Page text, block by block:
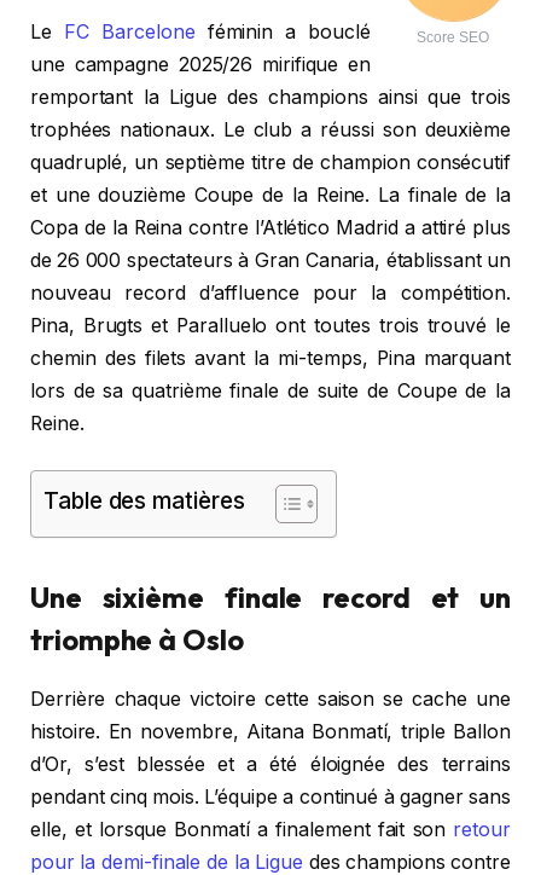
Score SEO
Le FC Barcelone féminin a bouclé
une campagne 2025/26 mirifique en
remportant la Ligue des champions ainsi que trois
trophées nationaux. Le club a réussi son deuxième
quadruplé, un septième titre de champion consécutif
et une douzième Coupe de la Reine. La finale de la
Copa de la Reina contre l’Atlético Madrid a attiré plus
de 26 000 spectateurs à Gran Canaria, établissant un
nouveau record d’affluence pour la compétition.
Pina, Brugts et Paralluelo ont toutes trois trouvé le
chemin des filets avant la mi-temps, Pina marquant
lors de sa quatrième finale de suite de Coupe de la
Reine.
Table des matières
Une sixième finale record et un
triomphe à Oslo
Derrière chaque victoire cette saison se cache une
histoire. En novembre, Aitana Bonmatí, triple Ballon
d’Or, s’est blessée et a été éloignée des terrains
pendant cinq mois. L’équipe a continué à gagner sans
elle, et lorsque Bonmatí a finalement fait son retour
pour la demi-finale de la Ligue des champions contre